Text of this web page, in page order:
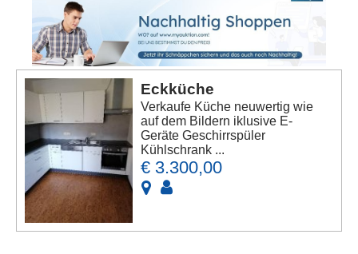
Eckküche
Verkaufe Küche neuwertig wie
auf dem Bildern iklusive E-
Geräte Geschirrspüler
Kühlschrank ...
€ 3.300,00